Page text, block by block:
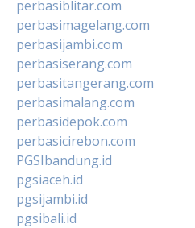
perbasiblitar.com
perbasimagelang.com
perbasijambi.com
perbasiserang.com
perbasitangerang.com
perbasimalang.com
perbasidepok.com
perbasicirebon.com
PGSIbandung.id
pgsiaceh.id
pgsijambi.id
pgsibali.id